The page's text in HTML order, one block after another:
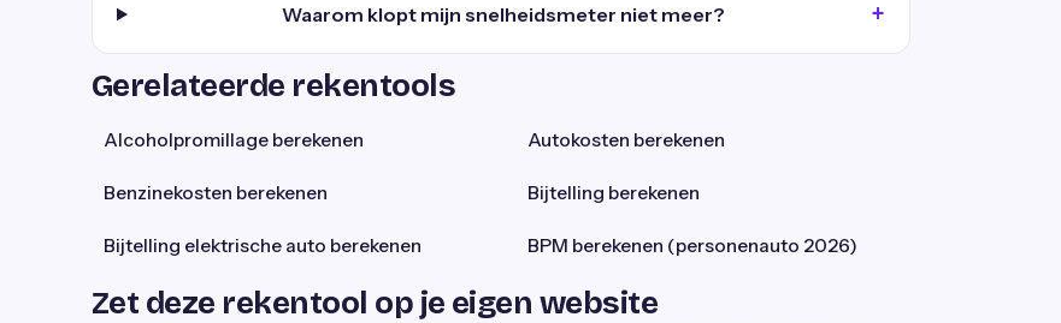
Waarom klopt mijn snelheidsmeter niet meer?
Gerelateerde rekentools
Alcoholpromillage berekenen Autokosten berekenen
Benzinekosten berekenen Bijtelling berekenen
Bijtelling elektrische auto berekenen BPM berekenen (personenauto 2026)
Zet deze rekentool op je eigen website